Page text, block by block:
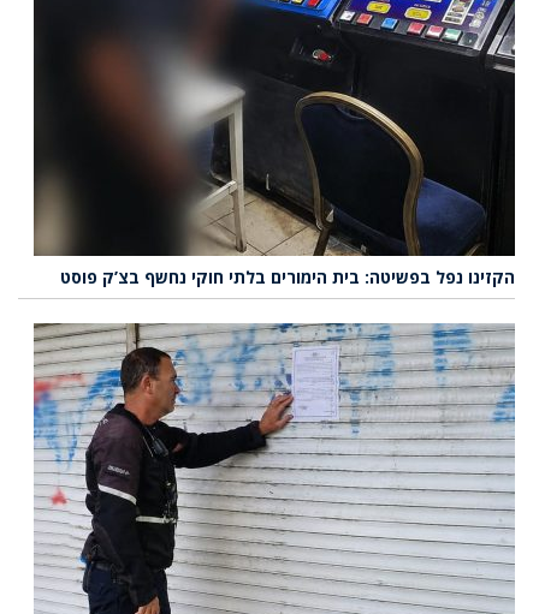
הקזינו נפל בפשיטה: בית הימורים בלתי חוקי נחשף בצ’ק פוסט